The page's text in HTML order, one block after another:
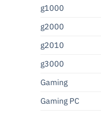
g1000
g2000
g2010
g3000
Gaming
Gaming PC